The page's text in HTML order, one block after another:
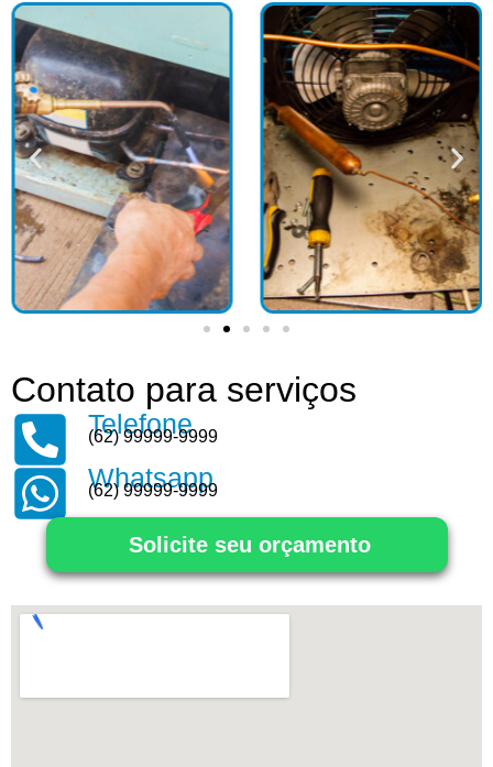
Contato para serviços
Telefone
(62) 99999-9999
Whatsapp
(62) 99999-9999
Solicite seu orçamento